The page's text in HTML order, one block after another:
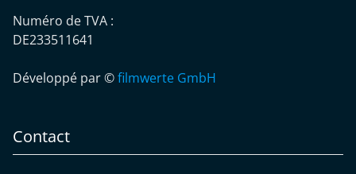
Numéro de TVA :
DE233511641
Développé par ©filmwerte GmbH
Contact